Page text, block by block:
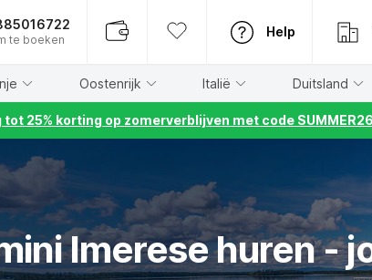
te boeken
Help
Oostenrijk Italië Duitsland
tot 25% korting op zomerverblijven met code SUMMER26
Imerese huren -